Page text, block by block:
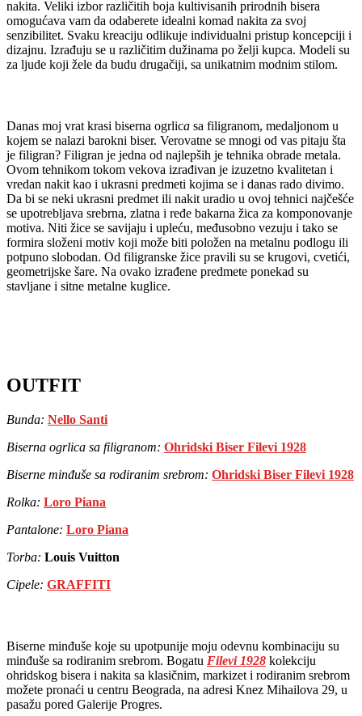
nakita. Veliki izbor različitih boja kultivisanih prirodnih bisera
omogućava vam da odaberete idealni komad nakita za svoj
senzibilitet. Svaku kreaciju odlikuje individualni pristup koncepciji i
dizajnu. Izrađuju se u različitim dužinama po želji kupca. Modeli su
za ljude koji žele da budu drugačiji, sa unikatnim modnim stilom.
Danas moj vrat krasi biserna ogrlica sa filigranom, medaljonom u
kojem se nalazi barokni biser. Verovatne se mnogi od vas pitaju šta
je filigran? Filigran je jedna od najlepših je tehnika obrade metala.
Ovom tehnikom tokom vekova izrađivan je izuzetno kvalitetan i
vredan nakit kao i ukrasni predmeti kojima se i danas rado divimo.
Da bi se neki ukrasni predmet ili nakit uradio u ovoj tehnici najčešće
se upotrebljava srebrna, zlatna i ređe bakarna žica za komponovanje
motiva. Niti žice se savijaju i upleću, međusobno vezuju i tako se
formira složeni motiv koji može biti položen na metalnu podlogu ili
potpuno slobodan. Od filigranske žice pravili su se krugovi, cvetići,
geometrijske šare. Na ovako izrađene predmete ponekad su
stavljane i sitne metalne kuglice.
OUTFIT
Bunda: Nello Santi
Biserna ogrlica sa filigranom: Ohridski Biser Filevi 1928
Biserne minđuše sa rodiranim srebrom: Ohridski Biser Filevi 1928
Rolka: Loro Piana
Pantalone: Loro Piana
Torba: Louis Vuitton
Cipele: GRAFFITI
Biserne minđuše koje su upotpunije moju odevnu kombinaciju su
minđuše sa rodiranim srebrom. Bogatu Filevi 1928 kolekciju
ohridskog bisera i nakita sa klasičnim, markizet i rodiranim srebrom
možete pronaći u centru Beograda, na adresi Knez Mihailova 29, u
pasažu pored Galerije Progres.